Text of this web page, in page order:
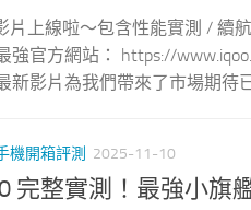
片上線啦～包含性能實測 / 續
強官方網站： https://
新影片為我們帶來了市場期待
機開箱評測 2025-11-10
完整實測！最強小旗